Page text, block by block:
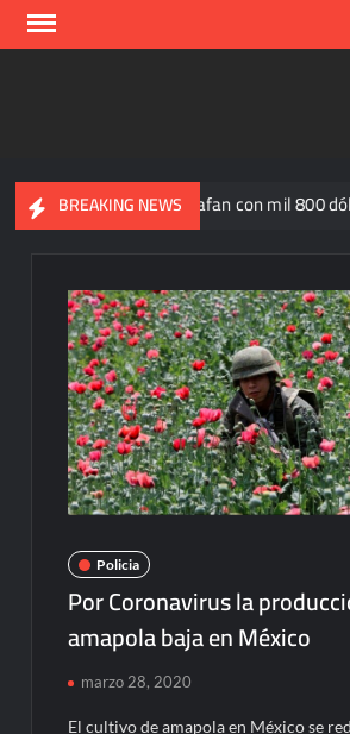
Skip
BREAKING NEWS
Estafan con mil 800 dólares
Policia
Por Coronavirus la
amapola baja en México
marzo 28, 2020
El cultivo de amapola en México se